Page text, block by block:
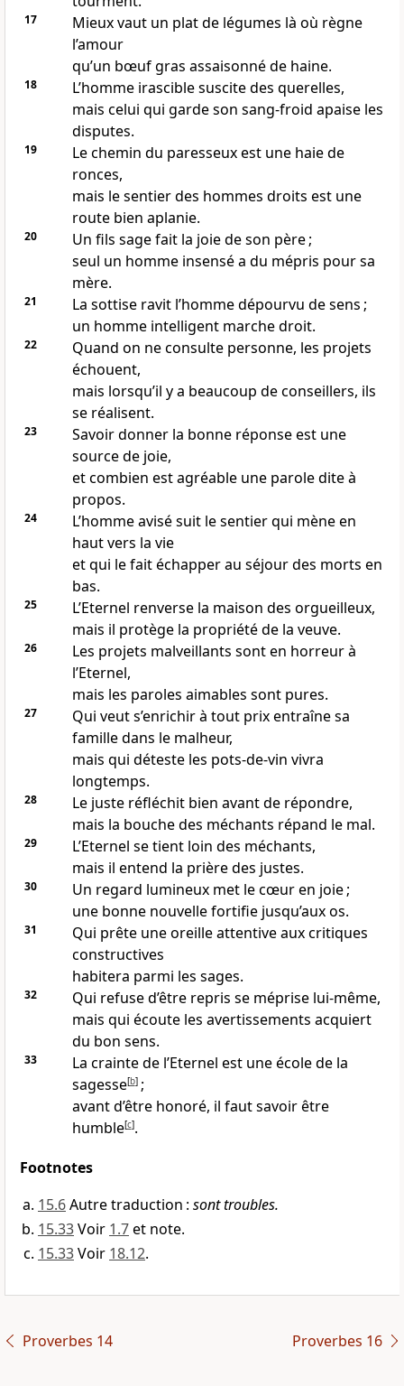
17
Mieux vaut un plat de légumes là où règne
l’amour
qu’un bœuf gras assaisonné de haine.
18
L’homme irascible suscite des querelles,
mais celui qui garde son sang-froid apaise les
disputes.
19
Le chemin du paresseux est une haie de
ronces,
mais le sentier des hommes droits est une
route bien aplanie.
20
Un fils sage fait la joie de son père ;
seul un homme insensé a du mépris pour sa
mère.
21
La sottise ravit l’homme dépourvu de sens ;
un homme intelligent marche droit.
22
Quand on ne consulte personne, les projets
échouent,
mais lorsqu’il y a beaucoup de conseillers, ils
se réalisent.
23
Savoir donner la bonne réponse est une
source de joie,
et combien est agréable une parole dite à
propos.
24
L’homme avisé suit le sentier qui mène en
haut vers la vie
et qui le fait échapper au séjour des morts en
bas.
25
L’Eternel renverse la maison des orgueilleux,
mais il protège la propriété de la veuve.
26
Les projets malveillants sont en horreur à
l’Eternel,
mais les paroles aimables sont pures.
27
Qui veut s’enrichir à tout prix entraîne sa
famille dans le malheur,
mais qui déteste les pots-de-vin vivra
longtemps.
28
Le juste réfléchit bien avant de répondre,
mais la bouche des méchants répand le mal.
29
L’Eternel se tient loin des méchants,
mais il entend la prière des justes.
30
Un regard lumineux met le cœur en joie ;
une bonne nouvelle fortifie jusqu’aux os.
31
Qui prête une oreille attentive aux critiques
constructives
habitera parmi les sages.
32
Qui refuse d’être repris se méprise lui-même,
mais qui écoute les avertissements acquiert
du bon sens.
33
La crainte de l’Eternel est une école de la
sagesse[b];
avant d’être honoré, il faut savoir être
humble[c].
Footnotes
15.6Autre traduction : sont troubles.
15.33Voir 1.7et note.
15.33Voir 18.12.
Proverbes 14 Proverbes 16